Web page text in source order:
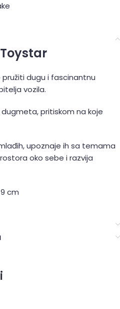
dugu i fascinantnu
vozila.
dugmeta, pritiskom na koje
upoznaje ih sa temama
oko sebe i razvija
cm